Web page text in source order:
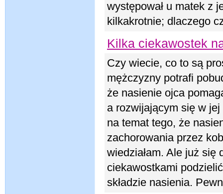
występował u matek z
kilkakrotnie; dlaczego
Kilka ciekawostek
Czy wiecie, co to są
mężczyzny potrafi
że nasienie ojca
a rozwijającym się w jej
na temat tego, że
zachorowania przez
wiedziałam. Ale już się
ciekawostkami
składzie nasienia.